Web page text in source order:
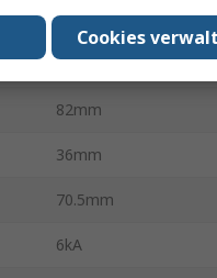
Schraube
Typ A
82mm
36mm
70.5mm
6kA
Cookies